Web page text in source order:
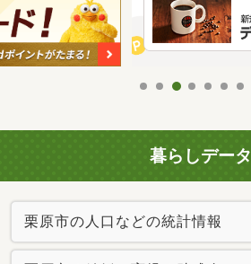
暮らしデータ
栗原市の人口などの統計情報